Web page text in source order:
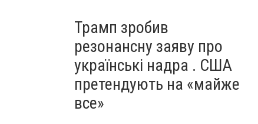
Трамп зробив
резонансну заяву про
українські надра . США
претендують на «майже
все»